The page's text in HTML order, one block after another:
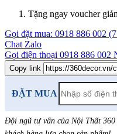
Tặng ngay voucher
Gọi đặt mua: 0918 886 002
Chat Zalo
Gọi điện thoại 0918 886 002
Copy link
ĐẶT MUA
Đội ngũ tư vấn của Nội Thất